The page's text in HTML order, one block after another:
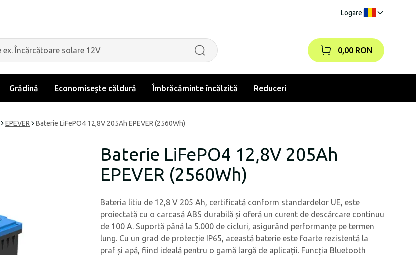
Logare
0,00 RON
Grădină Economisește căldură Îmbrăcăminte încălzită Reduceri
EPEVER Baterie LiFePO4 12,8V 205Ah EPEVER (2560Wh)
Baterie LiFePO4 12,8V 205Ah
EPEVER (2560Wh)
Bateria litiu de 12,8 V 205 Ah, certificată conform standardelor UE, este
proiectată cu o carcasă ABS durabilă și oferă un curent de descărcare continuu
de 100 A. Suportă până la 5.000 de cicluri, asigurând performanțe pe termen
lung. Cu un grad de protecție IP65, această baterie este foarte rezistentă la
praf și apă, fiind ideală pentru o gamă largă de aplicații. Funcția Bluetooth